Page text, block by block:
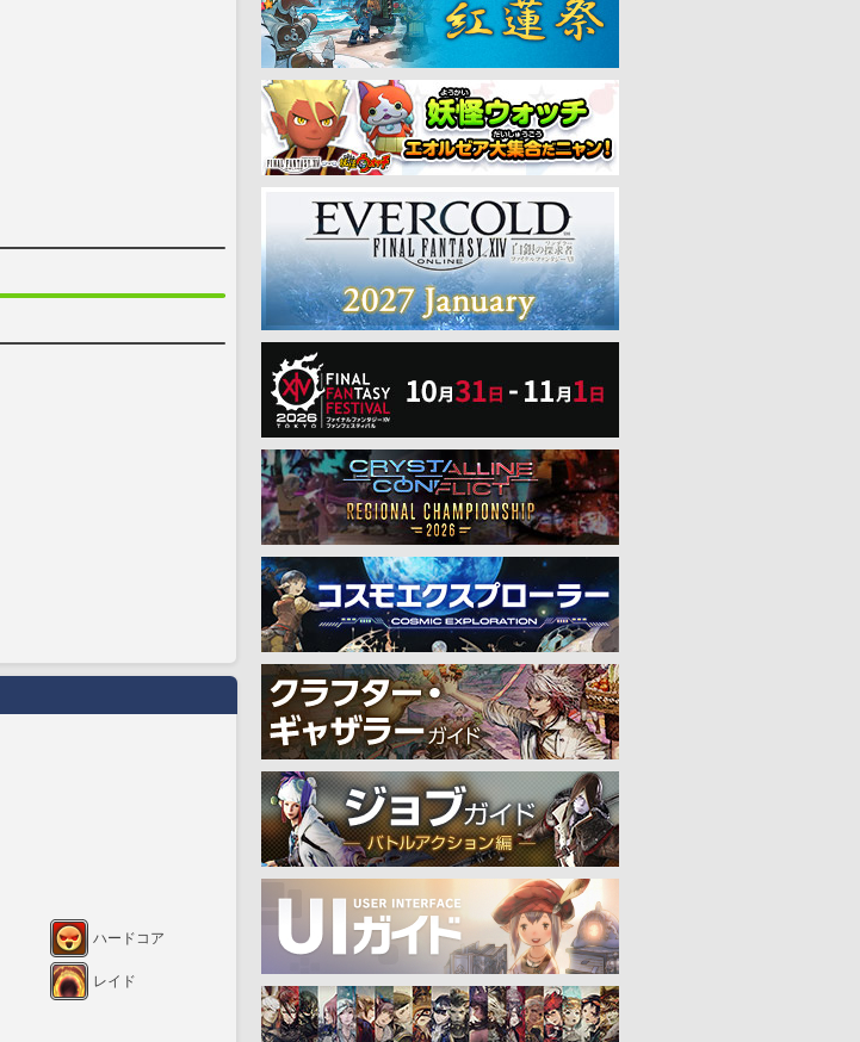
ハードコア
レイド